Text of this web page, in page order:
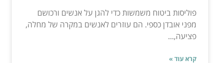
פוליסות ביטוח משמשות כדי להגן על אנשים ורכושם
מפני אובדן כספי. הם עוזרים לאנשים במקרה של מחלה,
פציעה,...
קרא עוד »